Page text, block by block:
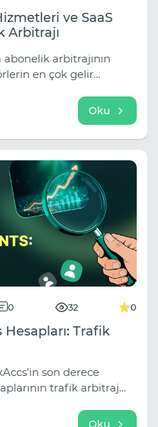
ve SaaS
Arbitrajı
abonelik arbitrajının
en çok gelir
inceleyeceğiz.
Oku
0 32 0
Hesapları: Trafik
son derece
trafik arbitraj
istikrar ve
Oku